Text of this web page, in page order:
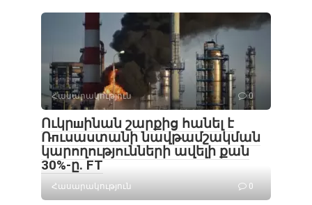
Հասարակություն 0
Ուկրшինան շարքից հանել է
Ռпւսաստանի նավթամշակման
կարողությունների ավելի քան
30%-ը. FT
Հասարակություն 0